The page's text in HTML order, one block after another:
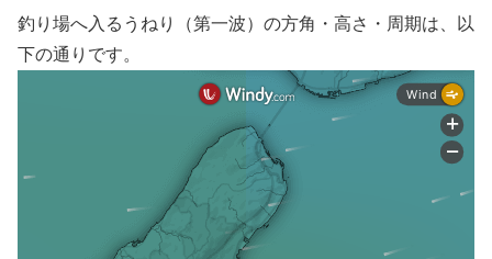
釣り場へ入るうねり（第一波）の方角・高さ・周期は、以
下の通りです。